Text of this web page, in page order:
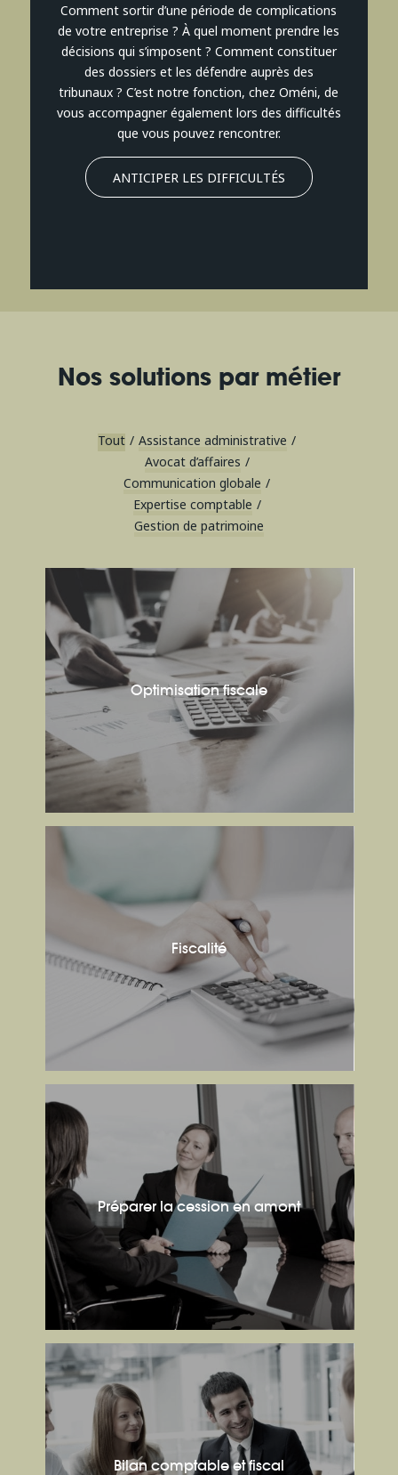
Comment sortir d’une période de complications
de votre entreprise ? À quel moment prendre les
décisions qui s’imposent ? Comment constituer
des dossiers et les défendre auprès des
tribunaux ? C’est notre fonction, chez Oméni, de
vous accompagner également lors des difficultés
que vous pouvez rencontrer.
ANTICIPER LES DIFFICULTÉS
Nos solutions par métier
Tout / Assistance administrative /
Avocat d’affaires /
Communication globale /
Expertise comptable /
Gestion de patrimoine
Optimisation fiscale
Fiscalité
Préparer la cession en amont
Bilan comptable et fiscal